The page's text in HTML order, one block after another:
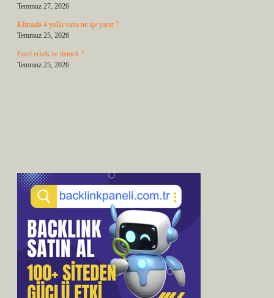
Temmuz 27, 2026
Klimada 4 yollu vana ne işe yarar ?
Temmuz 25, 2026
Entel erkek ne demek ?
Temmuz 25, 2026